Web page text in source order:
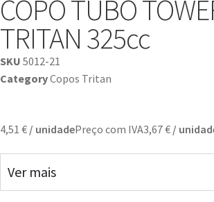
COPO TUBO
TRITAN 325cc
SKU 5012-21
CategoryCopos Tritan
4,51 € / unidadePreço com IVA3,67€ /
Ver mais